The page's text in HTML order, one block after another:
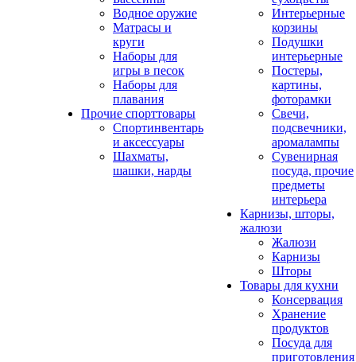
Водное оружие
Матрасы и
круги
Наборы для
игры в песок
Наборы для
плавания
Прочие спорттовары
Спортинвентарь
и аксессуары
Шахматы,
шашки, нарды
Интерьерные
корзины
Подушки
интерьерные
Постеры,
картины,
фоторамки
Свечи,
подсвечники,
аромалампы
Сувенирная
посуда, прочие
предметы
интерьера
Карнизы, шторы,
жалюзи
Жалюзи
Карнизы
Шторы
Товары для кухни
Консервация
Хранение
продуктов
Посуда для
приготовления